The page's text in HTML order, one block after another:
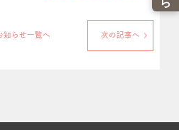
知らせ一覧へ 次の記事へ